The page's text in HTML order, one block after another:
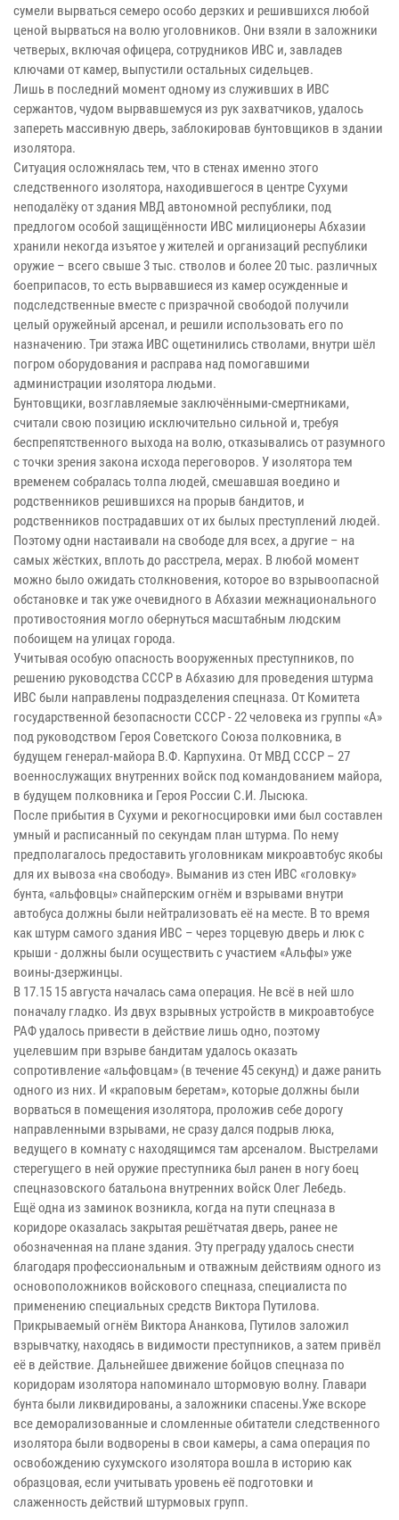
сумели вырваться семеро особо дерзких и решившихся любой
ценой вырваться на волю уголовников. Они взяли в заложники
четверых, включая офицера, сотрудников ИВС и, завладев
ключами от камер, выпустили остальных сидельцев.
Лишь в последний момент одному из служивших в ИВС
сержантов, чудом вырвавшемуся из рук захватчиков, удалось
запереть массивную дверь, заблокировав бунтовщиков в здании
изолятора.
Ситуация осложнялась тем, что в стенах именно этого
следственного изолятора, находившегося в центре Сухуми
неподалёку от здания МВД автономной республики, под
предлогом особой защищённости ИВС милиционеры Абхазии
хранили некогда изъятое у жителей и организаций республики
оружие – всего свыше 3 тыс. стволов и более 20 тыс. различных
боеприпасов, то есть вырвавшиеся из камер осужденные и
подследственные вместе с призрачной свободой получили
целый оружейный арсенал, и решили использовать его по
назначению. Три этажа ИВС ощетинились стволами, внутри шёл
погром оборудования и расправа над помогавшими
администрации изолятора людьми.
Бунтовщики, возглавляемые заключёнными-смертниками,
считали свою позицию исключительно сильной и, требуя
беспрепятственного выхода на волю, отказывались от разумного
с точки зрения закона исхода переговоров. У изолятора тем
временем собралась толпа людей, смешавшая воедино и
родственников решившихся на прорыв бандитов, и
родственников пострадавших от их былых преступлений людей.
Поэтому одни настаивали на свободе для всех, а другие – на
самых жёстких, вплоть до расстрела, мерах. В любой момент
можно было ожидать столкновения, которое во взрывоопасной
обстановке и так уже очевидного в Абхазии межнационального
противостояния могло обернуться масштабным людским
побоищем на улицах города.
Учитывая особую опасность вооруженных преступников, по
решению руководства СССР в Абхазию для проведения штурма
ИВС были направлены подразделения спецназа. От Комитета
государственной безопасности СССР - 22 человека из группы «А»
под руководством Героя Советского Союза полковника, в
будущем генерал-майора В.Ф. Карпухина. От МВД СССР – 27
военнослужащих внутренних войск под командованием майора,
в будущем полковника и Героя России С.И. Лысюка.
После прибытия в Сухуми и рекогносцировки ими был составлен
умный и расписанный по секундам план штурма. По нему
предполагалось предоставить уголовникам микроавтобус якобы
для их вывоза «на свободу». Выманив из стен ИВС «головку»
бунта, «альфовцы» снайперским огнём и взрывами внутри
автобуса должны были нейтрализовать её на месте. В то время
как штурм самого здания ИВС – через торцевую дверь и люк с
крыши - должны были осуществить с участием «Альфы» уже
воины-дзержинцы.
В 17.15 15 августа началась сама операция. Не всё в ней шло
поначалу гладко. Из двух взрывных устройств в микроавтобусе
РАФ удалось привести в действие лишь одно, поэтому
уцелевшим при взрыве бандитам удалось оказать
сопротивление «альфовцам» (в течение 45 секунд) и даже ранить
одного из них. И «краповым беретам», которые должны были
ворваться в помещения изолятора, проложив себе дорогу
направленными взрывами, не сразу дался подрыв люка,
ведущего в комнату с находящимся там арсеналом. Выстрелами
стерегущего в ней оружие преступника был ранен в ногу боец
спецназовского батальона внутренних войск Олег Лебедь.
Ещё одна из заминок возникла, когда на пути спецназа в
коридоре оказалась закрытая решётчатая дверь, ранее не
обозначенная на плане здания. Эту преграду удалось снести
благодаря профессиональным и отважным действиям одного из
основоположников войскового спецназа, специалиста по
применению специальных средств Виктора Путилова.
Прикрываемый огнём Виктора Ананкова, Путилов заложил
взрывчатку, находясь в видимости преступников, а затем привёл
её в действие. Дальнейшее движение бойцов спецназа по
коридорам изолятора напоминало штормовую волну. Главари
бунта были ликвидированы, а заложники спасены.Уже вскоре
все деморализованные и сломленные обитатели следственного
изолятора были водворены в свои камеры, а сама операция по
освобождению сухумского изолятора вошла в историю как
образцовая, если учитывать уровень её подготовки и
слаженность действий штурмовых групп.